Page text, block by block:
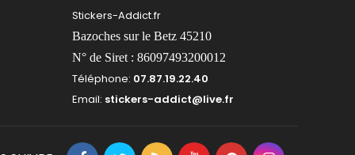
Stickers-Addict.fr
Bazoches sur le Betz 45210
N° de Siret : 86097493200012
Téléphone: 07.87.19.22.40
Email: stickers-addict@live.fr